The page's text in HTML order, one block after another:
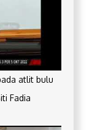
atlit bulu
Fadia